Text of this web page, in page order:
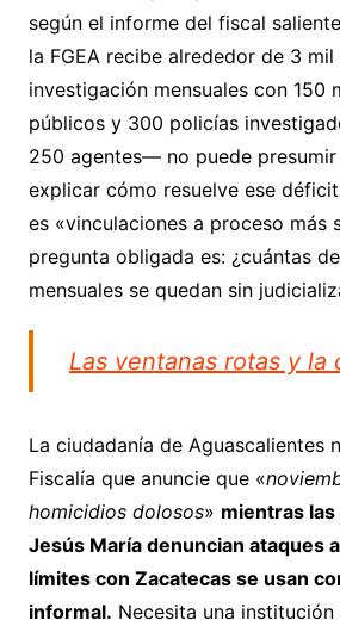
según el informe del fiscal
la FGEA recibe alrededor de 3
investigación mensuales con 150
públicos y 300 policías
250 agentes— no puede
explicar cómo resuelve ese
es «vinculaciones a proceso más
pregunta obligada es: ¿cuántas
mensuales se quedan sin
Las ventanas rotas y la
La ciudadanía de Aguascalientes
Fiscalía que anuncie que «
homicidios dolosos» mientras
Jesús María denuncian ataques
límites con Zacatecas se usan
informal. Necesita una